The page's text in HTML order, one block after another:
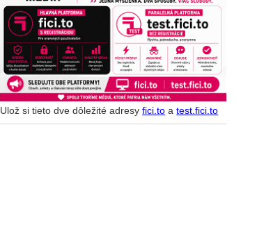
Ulož si tieto dve dôležité adresyfici.to atest.fici.to